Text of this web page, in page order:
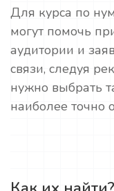
Для курса по
могут помочь
аудитории и
связи, следуя
нужно выбрать
наиболее точно